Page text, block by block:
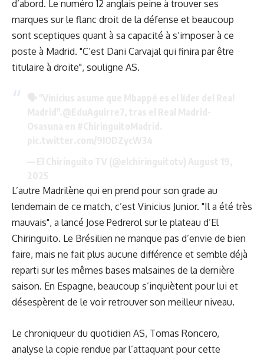
d’abord. Le numéro 12 anglais peine à trouver ses
marques sur le flanc droit de la défense et beaucoup
sont sceptiques quant à sa capacité à s’imposer à ce
poste à Madrid. "C’est Dani Carvajal qui finira par être
titulaire à droite", souligne AS.
L’autre Madrilène qui en prend pour son grade au
lendemain de ce match, c’est Vinicius Junior. "Il a été très
mauvais", a lancé Jose Pedrerol sur le plateau d’El
Chiringuito. Le Brésilien ne manque pas d’envie de bien
faire, mais ne fait plus aucune différence et semble déjà
reparti sur les mêmes bases malsaines de la dernière
saison. En Espagne, beaucoup s’inquiètent pour lui et
désespèrent de le voir retrouver son meilleur niveau.
Le chroniqueur du quotidien AS, Tomas Roncero,
analyse la copie rendue par l’attaquant pour cette